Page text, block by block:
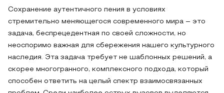
Сохранение аутентичного пения в условиях
стремительно меняющегося современного мира – это
задача, беспрецедентная по своей сложности, но
неоспоримо важная для сбережения нашего культурного
наследия. Эта задача требует не шаблонных решений, а
скорее многогранного, комплексного подхода, который
способен ответить на целый спектр взаимосвязанных